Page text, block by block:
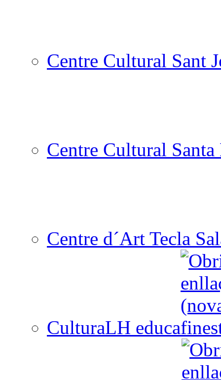
Centre Cultural Sant
Centre Cultural
Centre d´Art Tecla
CulturaLH educa